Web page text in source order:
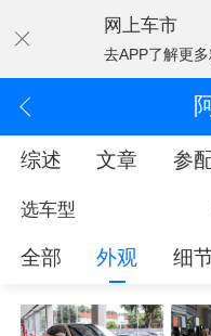
网上车市
去APP了解更
综述 文章 参
选车型
全部 外观 细